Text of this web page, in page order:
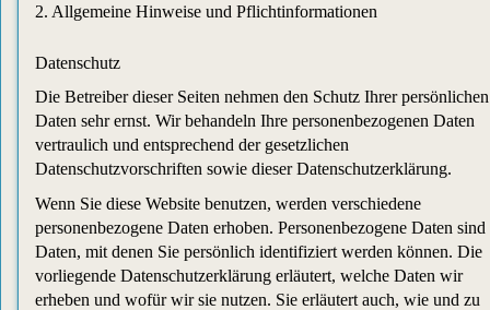
2. Allgemeine Hinweise und Pflichtinformationen
Datenschutz
Die Betreiber dieser Seiten nehmen den Schutz Ihrer persönlichen
Daten sehr ernst. Wir behandeln Ihre personenbezogenen Daten
vertraulich und entsprechend der gesetzlichen
Datenschutzvorschriften sowie dieser Datenschutzerklärung.
Wenn Sie diese Website benutzen, werden verschiedene
personenbezogene Daten erhoben. Personenbezogene Daten sind
Daten, mit denen Sie persönlich identifiziert werden können. Die
vorliegende Datenschutzerklärung erläutert, welche Daten wir
erheben und wofür wir sie nutzen. Sie erläutert auch, wie und zu